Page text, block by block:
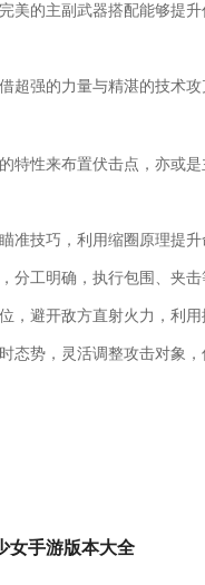
美的主副武器搭配能够提
超强的力量与精湛的技术
特性来布置伏击点，亦或
准技巧，利用缩圈原理提
分工明确，执行包围、夹
，避开敌方直射火力，利
态势，灵活调整攻击对象
女手游版本大全